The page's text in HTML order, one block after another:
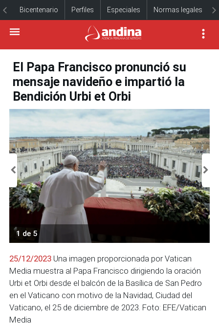
Bicentenario Perfiles Especiales Normas legales
El Papa Francisco pronunció su
mensaje navideño e impartió la
Bendición Urbi et Orbi
1 de 5
25/12/2023 Una imagen proporcionada por Vatican
Media muestra al Papa Francisco dirigiendo la oración
Urbi et Orbi desde el balcón de la Basílica de San Pedro
en el Vaticano con motivo de la Navidad, Ciudad del
Vaticano, el 25 de diciembre de 2023. Foto: EFE/Vatican
Media